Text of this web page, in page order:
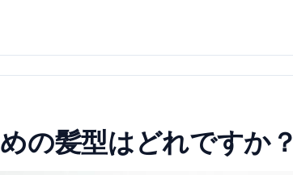
の髪型はどれですか？